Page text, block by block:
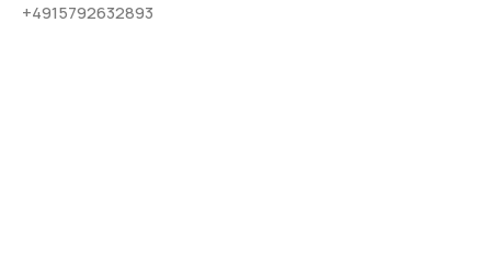
+4915792632893